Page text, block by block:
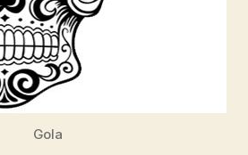
Gola